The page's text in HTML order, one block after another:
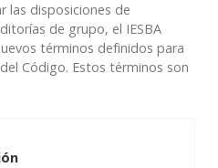
las disposiciones de
de grupo, el IESBA
términos definidos para
Código. Estos términos son